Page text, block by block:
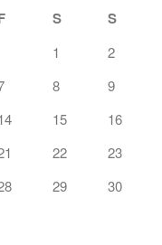
S S
1
2
8
9
15
16
22
23
29
30